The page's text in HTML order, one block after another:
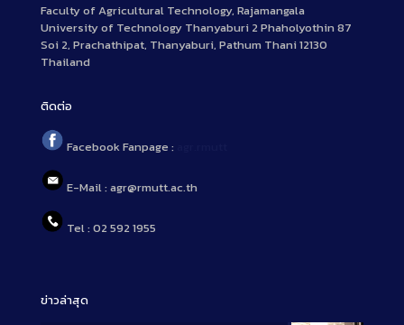
Faculty of Agricultural Technology, Rajamangala
University of Technology Thanyaburi 2 Phaholyothin 87
Soi 2, Prachathipat, Thanyaburi, Pathum Thani 12130
Thailand
ติดต่อ
Facebook Fanpage :
E-Mail : agr@rmutt.ac.th
Tel : 02 592 1955
ข่าวล่าสุด